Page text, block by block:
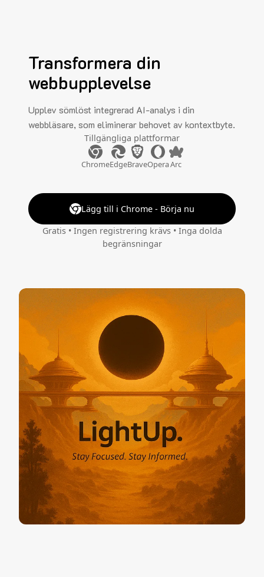
Transformera din
webbupplevelse
Upplev sömlöst integrerad AI-analys i din
webbläsare, som eliminerar behovet av kontextbyte.
Tillgängliga plattformar
ChromeEdgeBraveOperaArc
Lägg till i Chrome - Börja nu
Gratis • Ingen registrering krävs • Inga dolda
begränsningar